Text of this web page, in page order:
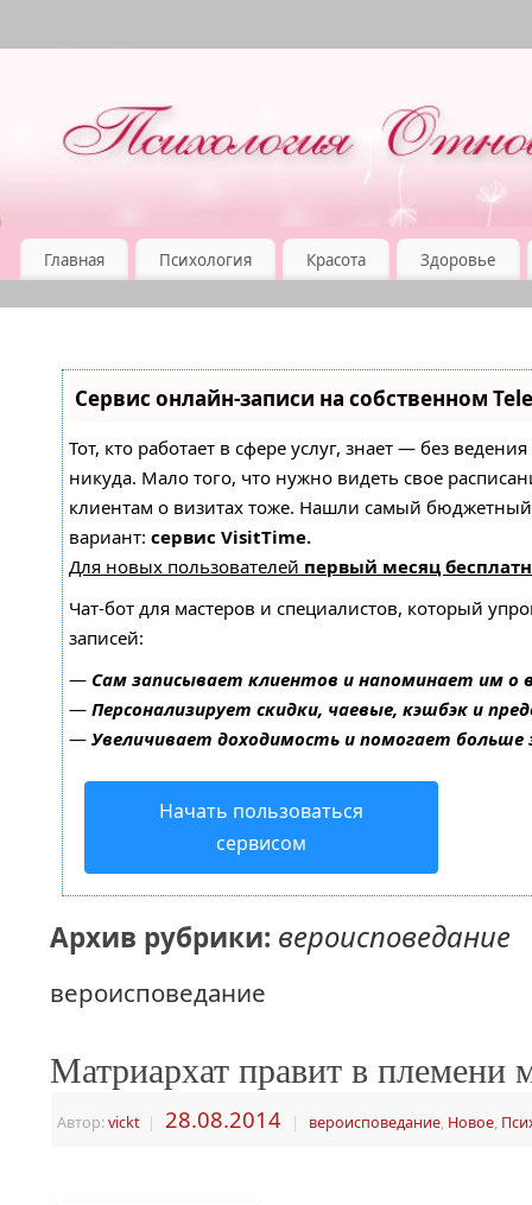
Главная Психология Красота Здоровье
Сервис онлайн-записи на собственном
Тот, кто работает в сфере услуг, знает — без
никуда. Мало того, что нужно видеть свое
клиентам о визитах тоже. Нашли самый
вариант: сервис VisitTime.
Для новых пользователей первый месяц
Чат-бот для мастеров и специалистов, который
записей:
— Сам записывает клиентов и напоминает им о
— Персонализирует скидки, чаевые, кэшбэк и
— Увеличивает доходимость и помогает
Начать пользоваться
сервисом
Архив рубрики: вероисповедание
вероисповедание
Матриархат правит в племени
Автор:vickt | 28.08.2014 | вероисповедание, Новое,